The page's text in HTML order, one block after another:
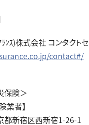
ｽ)株式会社 コンタクト
contact#/
保険＞
業者】
新宿区西新宿1-26-1